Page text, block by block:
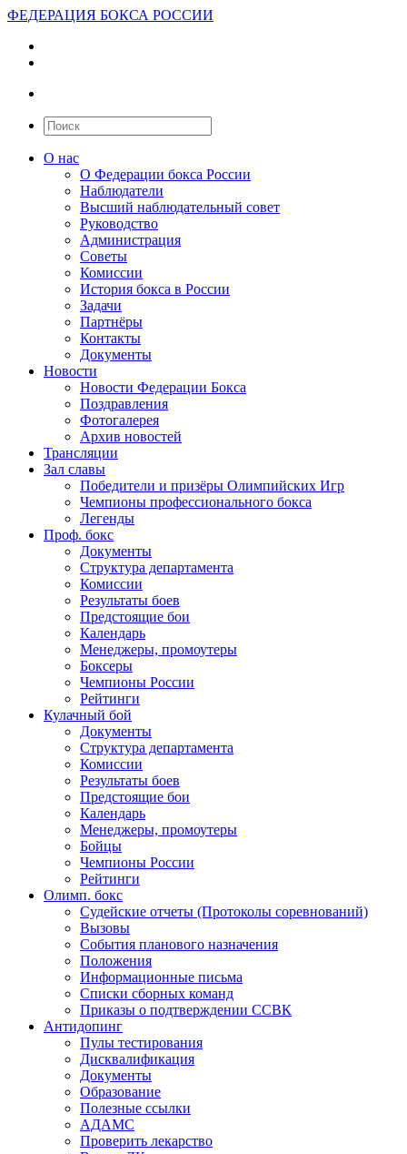
ФЕДЕРАЦИЯ БОКСА РОССИИ
О нас
О Федерации бокса России
Наблюдатели
Высший наблюдательный совет
Руководство
Администрация
Советы
Комиссии
История бокса в России
Задачи
Партнёры
Контакты
Документы
Новости
Новости Федерации Бокса
Поздравления
Фотогалерея
Архив новостей
Трансляции
Зал славы
Победители и призёры Олимпийских Игр
Чемпионы профессионального бокса
Легенды
Проф. бокс
Документы
Структура департамента
Комиссии
Результаты боев
Предстоящие бои
Календарь
Менеджеры, промоутеры
Боксеры
Чемпионы России
Рейтинги
Кулачный бой
Документы
Структура департамента
Комиссии
Результаты боев
Предстоящие бои
Календарь
Менеджеры, промоутеры
Бойцы
Чемпионы России
Рейтинги
Олимп. бокс
Судейские отчеты (Протоколы соревнований)
Вызовы
События планового назначения
Положения
Информационные письма
Списки сборных команд
Приказы о подтверждении ССВК
Антидопинг
Пулы тестирования
Дисквалификация
Документы
Образование
Полезные ссылки
АДАМС
Проверить лекарство